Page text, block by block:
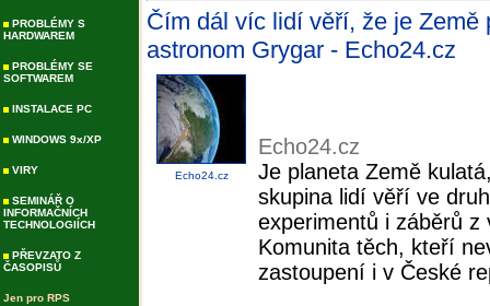
PROBLÉMY S
HARDWAREM
PROBLÉMY SE
SOFTWAREM
INSTALACE PC
WINDOWS 9x/XP
VIRY
SEMINÁŘ O
INFORMAČNÍCH
TECHNOLOGIÍCH
PŘEVZATO Z
ČASOPISŮ
Jen pro RPS
Čím dál víc lidí věří, že je Země
astronom Grygar - Echo24.cz
Echo24.cz
Echo24.cz
Je planeta Země
skupina lidí věří ve
experimentů i záběrů
Komunita těch, kteří
zastoupení i v České